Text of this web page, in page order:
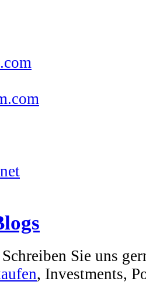
Sie uns
, Investments,